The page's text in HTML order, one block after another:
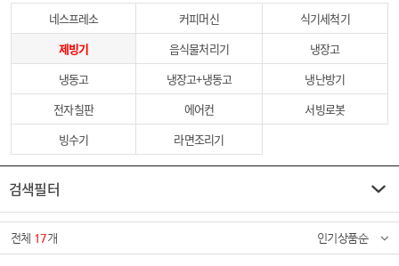
네스프레소 커피머신
식기세척기
제빙기
음식물처리기
냉장고
냉동고
냉장고+냉동고
냉난방기
전자칠판
에어컨
서빙로봇
빙수기
라면조리기
검색필터
전체 17개 인기상품순